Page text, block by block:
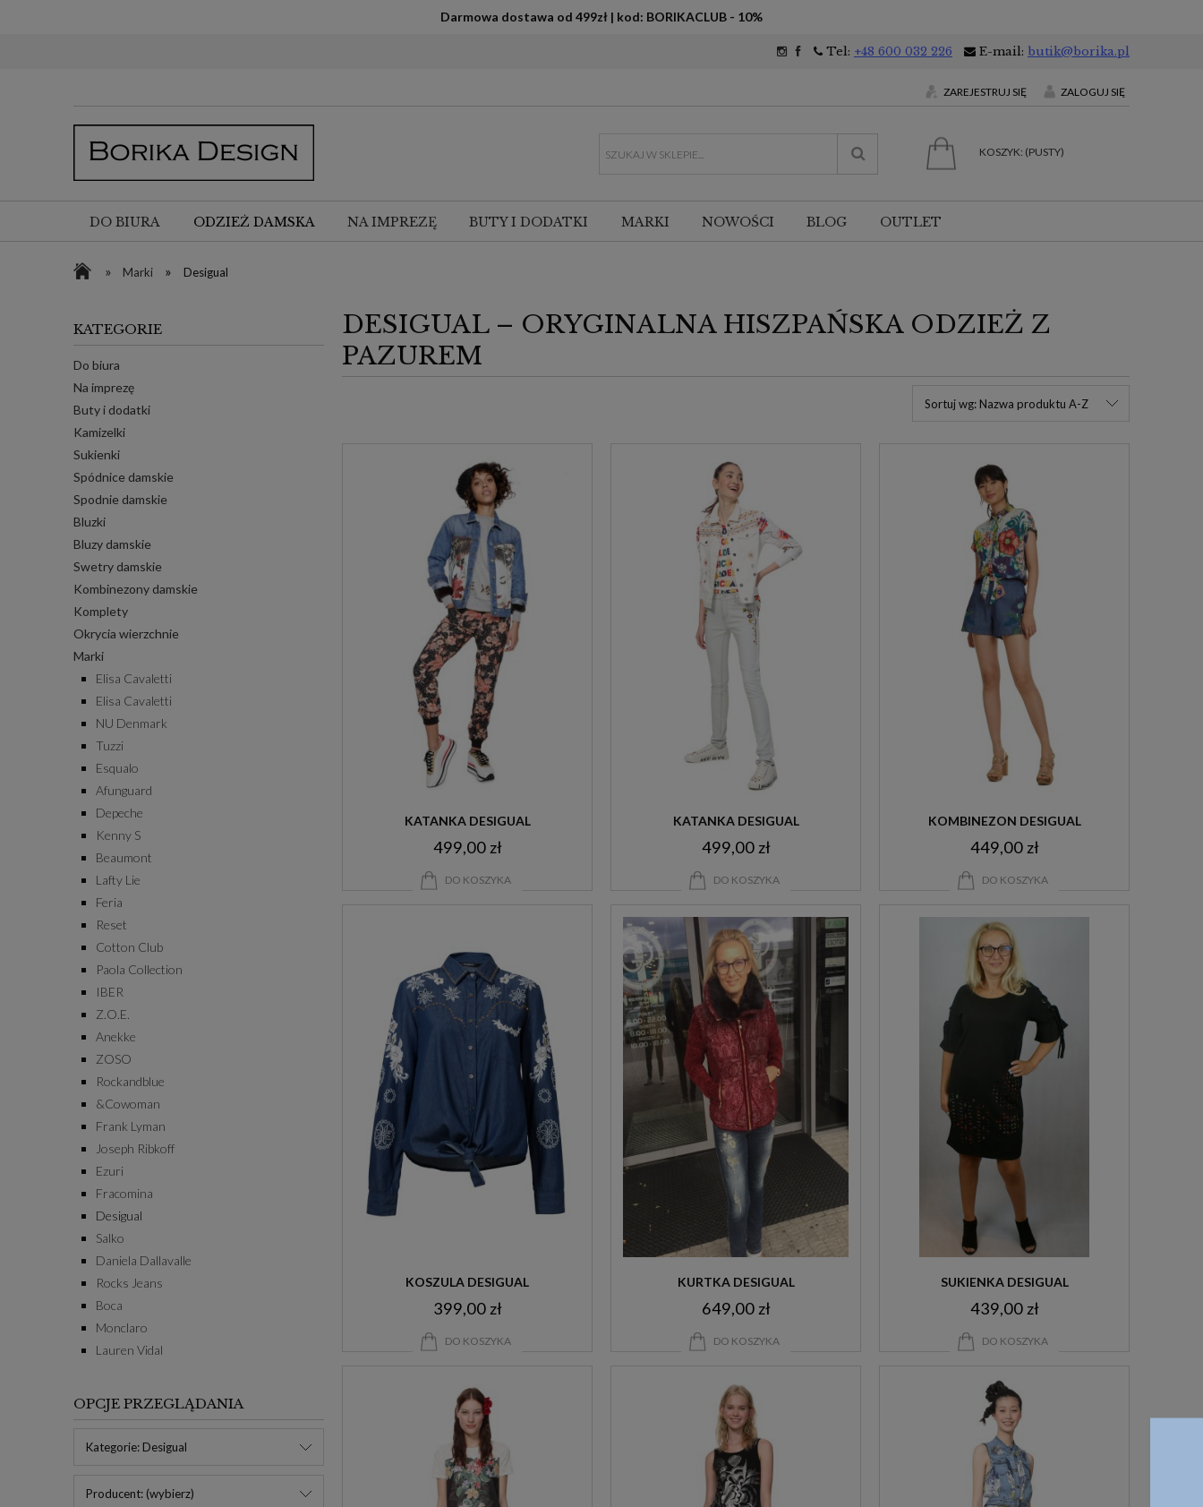
Darmowa dostawa od 499zł | kod: BORIKACLUB - 10%
Tel: +48 600 032 226 E-mail: butik@borika.pl
ZAREJESTRUJ SIĘ ZALOGUJ SIĘ
KOSZYK: (PUSTY)
DO BIURA ODZIEŻ DAMSKA NA IMPREZĘ BUTY I DODATKI MARKI NOWOŚCI BLOG OUTLET
» Marki » Desigual
KATEGORIE
Do biura
Na imprezę
Buty i dodatki
Kamizelki
Sukienki
Spódnice damskie
Spodnie damskie
Bluzki
Bluzy damskie
Swetry damskie
Kombinezony damskie
Komplety
Okrycia wierzchnie
Marki
Elisa Cavaletti
Elisa Cavaletti
NU Denmark
Tuzzi
Esqualo
Afunguard
Depeche
Kenny S
Beaumont
Lafty Lie
Feria
Reset
Cotton Club
Paola Collection
IBER
Z.O.E.
Anekke
ZOSO
Rockandblue
&Cowoman
Frank Lyman
Joseph Ribkoff
Ezuri
Fracomina
Desigual
Salko
Daniela Dallavalle
Rocks Jeans
Boca
Monclaro
Lauren Vidal
OPCJE PRZEGLĄDANIA
Kategorie: Desigual
Producent: (wybierz)
DESIGUAL – ORYGINALNA HISZPAŃSKA ODZIEŻ Z
PAZUREM
Sortuj wg: Nazwa produktu A-Z
KATANKA DESIGUAL
499,00 zł
DO KOSZYKA
KATANKA DESIGUAL
499,00 zł
DO KOSZYKA
KOMBINEZON DESIGUAL
449,00 zł
DO KOSZYKA
KOSZULA DESIGUAL
399,00 zł
DO KOSZYKA
KURTKA DESIGUAL
649,00 zł
DO KOSZYKA
SUKIENKA DESIGUAL
439,00 zł
DO KOSZYKA